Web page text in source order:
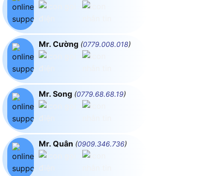
Mr. Cường (0779.008.018)
Mr. Song (0779.68.68.19)
Mr. Quân (0909.346.736)